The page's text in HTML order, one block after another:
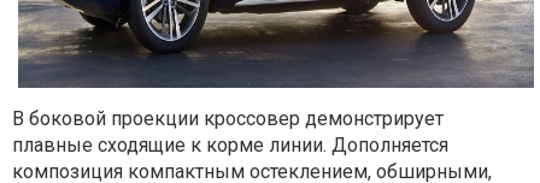
В боковой проекции кроссовер демонстрирует
плавные сходящие к корме линии. Дополняется
композиция компактным остеклением, обширными,